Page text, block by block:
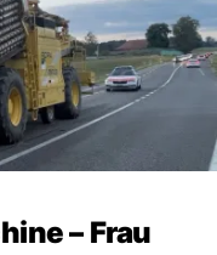
– Frau